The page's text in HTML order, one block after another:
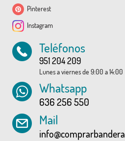
Pinterest
Instagram
Teléfonos
951 204 209
Lunes a viernes de 9:00 a 14:00
Whatsapp
636 256 550
Mail